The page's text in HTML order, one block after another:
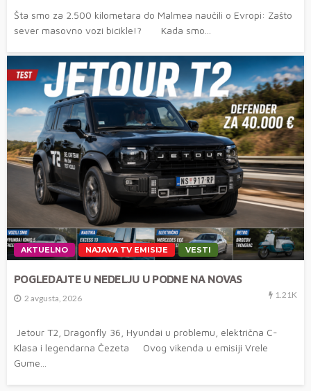
Šta smo za 2.500 kilometara do Malmea naučili o Evropi: Zašto
sever masovno vozi bicikle!? Kada smo...
AKTUELNO NAJAVA TV EMISIJE VESTI
POGLEDAJTE U NEDELJU U PODNE NA NOVAS
2 avgusta, 2026 1.21K
Jetour T2, Dragonfly 36, Hyundai u problemu, električna C-
Klasa i legendarna Čezeta Ovog vikenda u emisiji Vrele
Gume...